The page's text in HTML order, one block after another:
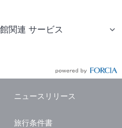
関連 サービス
ニュースリリース
旅行条件書